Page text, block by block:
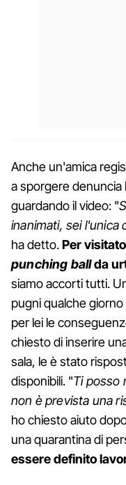
Anche un'amica
a sporgere denuncia
guardando il video: "
inanimati, sei
ha detto.Per
punching ballda
siamo accorti tutti.
pugni qualche
per lei le
chiesto di inserire
sala, le è stato
disponibili. "Ti posso
non è prevista una
ho chiesto aiuto
una quarantina di
essere definito